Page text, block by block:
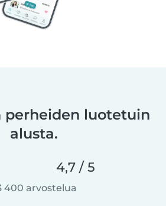
perheiden luotetuin
alusta.
4,7 / 5
400 arvostelua